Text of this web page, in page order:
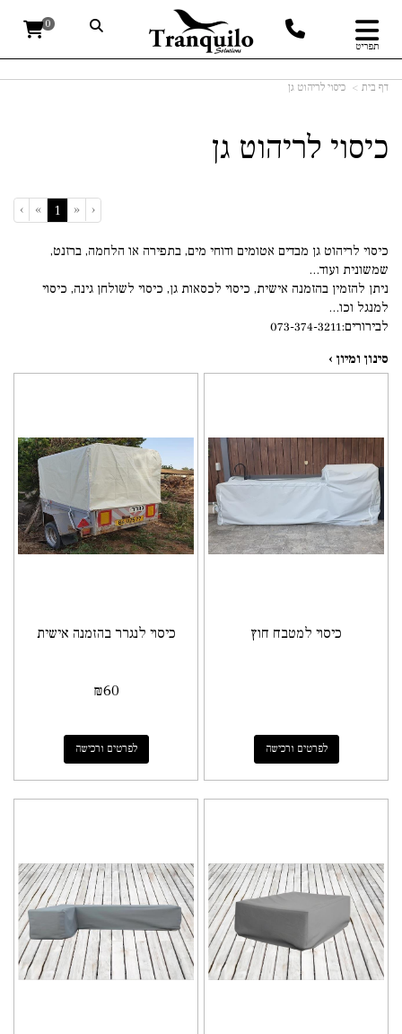
תפריט
0
דף בית כיסוי לריהוט גן
כיסוי לריהוט גן
‹
«
1
(current)
»
›
כיסוי לריהוט גן מבדים אטומים ודוחי מים, בתפירה או הלחמה, ברזנט,
שמשונית ועוד...
ניתן להזמין בהזמנה אישית, כיסוי לכסאות גן, כיסוי לשולחן גינה, כיסוי
למנגל וכו...
לבירורים:073-374-3211
סינון ומיון ›
כיסוי למטבח חוץ
לפרטים ורכישה
כיסוי לנגרר בהזמנה אישית
₪60
לפרטים ורכישה